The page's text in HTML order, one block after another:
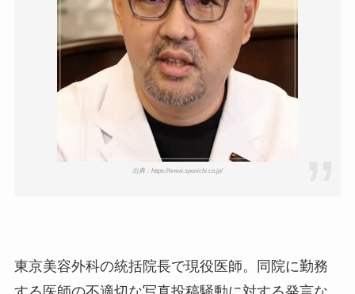
出典：https://www.sponichi.co.jp/
東京美容外科の統括院長で現役医師。同院に勤務